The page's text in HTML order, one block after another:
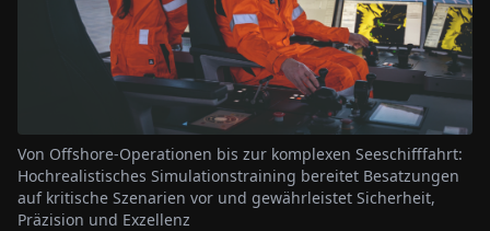
Von Offshore-Operationen bis zur komplexen Seeschifffahrt:
Hochrealistisches Simulationstraining bereitet Besatzungen
auf kritische Szenarien vor und gewährleistet Sicherheit,
Präzision und Exzellenz